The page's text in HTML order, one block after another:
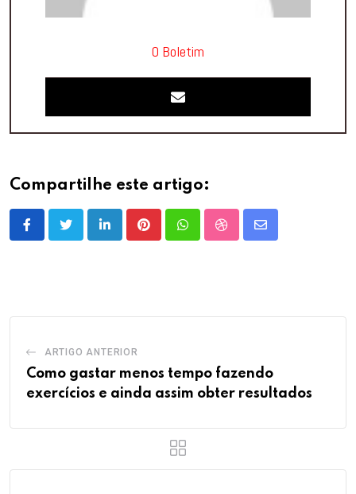
O Boletim
Compartilhe este artigo:
LinkedInPinterestWhatsappStumbleUpon
Share
ARTIGO ANTERIOR
Como gastar menos tempo fazendo
exercícios e ainda assim obter resultados